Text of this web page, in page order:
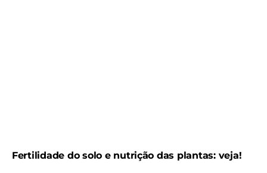
Fertilidade do solo e nutrição das plantas: veja!